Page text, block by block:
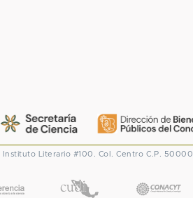
Instituto Literario #100. Col. Centro C.P.